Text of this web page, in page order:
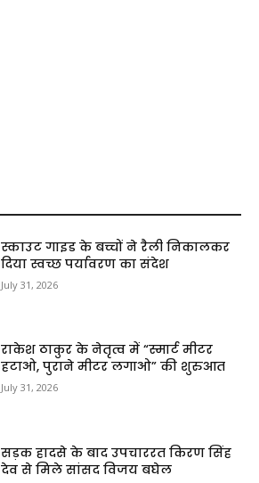
स्काउट गाइड के बच्चों ने रैली निकालकर
दिया स्वच्छ पर्यावरण का संदेश
July 31, 2026
राकेश ठाकुर के नेतृत्व में “स्मार्ट मीटर
हटाओ, पुराने मीटर लगाओ” की शुरुआत
July 31, 2026
सड़क हादसे के बाद उपचाररत किरण सिंह
देव से मिले सांसद विजय बघेल